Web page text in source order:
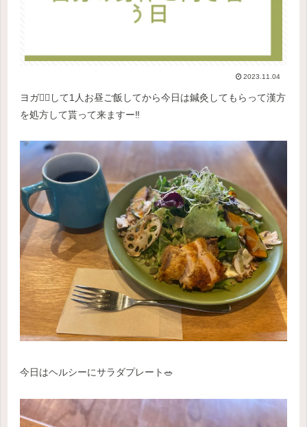
2023.11.04
ヨガ🧘‍♂️して1人お昼ご飯してから今日は鍼灸してもらって漢方
を処方して貰って来ますー‼︎
今日はヘルシーにサラダプレート🥗